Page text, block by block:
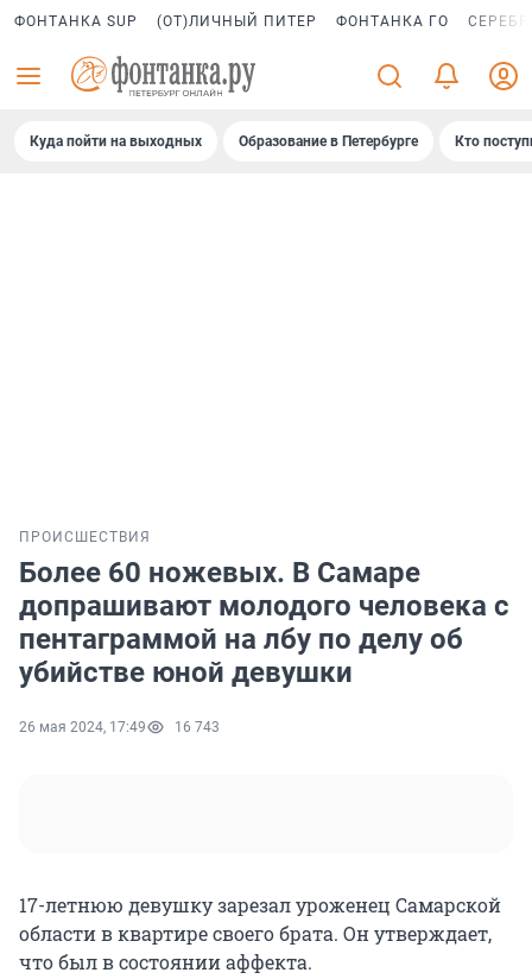
ФОНТАНКА SUP (ОТ)ЛИЧНЫЙ ПИТЕР ФОНТАНКА ГО
Куда пойти на выходных Образование в Петербурге Кто
ПРОИСШЕСТВИЯ
Более 60 ножевых. В Самаре
допрашивают молодого человека с
пентаграммой на лбу по делу об
убийстве юной девушки
26 мая 2024, 17:49 16 743
17-летнюю девушку зарезал уроженец Самарской
области в квартире своего брата. Он утверждает,
что был в состоянии аффекта.